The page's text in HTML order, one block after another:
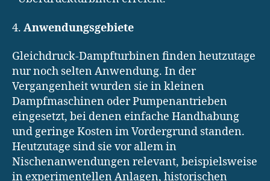
4. Anwendungsgebiete
Gleichdruck-Dampfturbinen finden heutzutage
nur noch selten Anwendung. In der
Vergangenheit wurden sie in kleinen
Dampfmaschinen oder Pumpenantrieben
eingesetzt, bei denen einfache Handhabung
und geringe Kosten im Vordergrund standen.
Heutzutage sind sie vor allem in
Nischenanwendungen relevant, beispielsweise
in experimentellen Anlagen, historischen